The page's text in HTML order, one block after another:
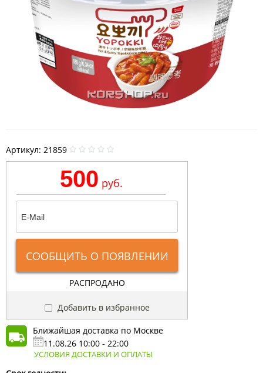
Артикул: 21859
500 руб.
СООБЩИТЬ О ПОЯВЛЕНИИ
РАСПРОДАНО
Добавить в избранное
Ближайшая доставка по Москве
11.08.26 10:00 - 22:00
УСЛОВИЯ ДОСТАВКИ И ОПЛАТЫ